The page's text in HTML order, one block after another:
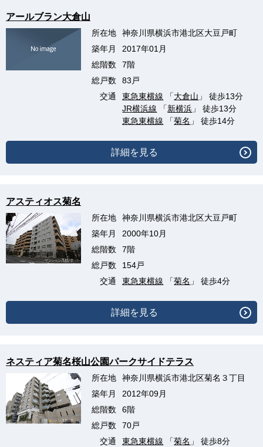
アールブラン大倉山
所在地
神奈川県横浜市港北区大豆戸町
築年月
2017年01月
総階数
7階
総戸数
83戸
交通
東急東横線 「大倉山 」 徒歩13分
JR横浜線 「新横浜 」 徒歩13分
東急東横線 「菊名 」 徒歩14分
詳細を見る
アスティオス菊名
所在地
神奈川県横浜市港北区大豆戸町
築年月
2000年10月
総階数
7階
総戸数
154戸
交通
東急東横線 「菊名 」 徒歩4分
詳細を見る
ネスティア菊名桜山公園パークサイドテラス
所在地
神奈川県横浜市港北区菊名３丁目
築年月
2012年09月
総階数
6階
総戸数
70戸
交通
東急東横線 「菊名 」 徒歩8分